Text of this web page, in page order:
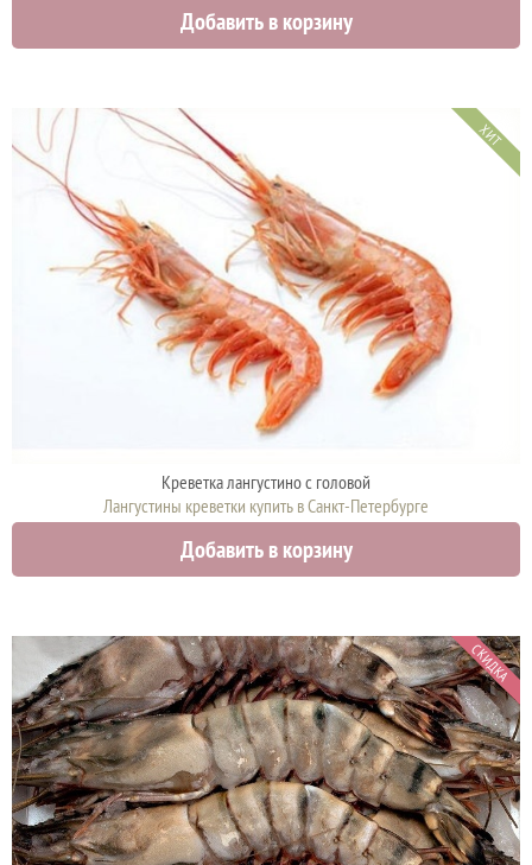
4900 руб. 4500 руб.
Добавить в корзину
ХИТ
Креветка лангустинo с головой
Лангустины креветки купить в Санкт-Петербурге
Добавить в корзину
СКИДКА